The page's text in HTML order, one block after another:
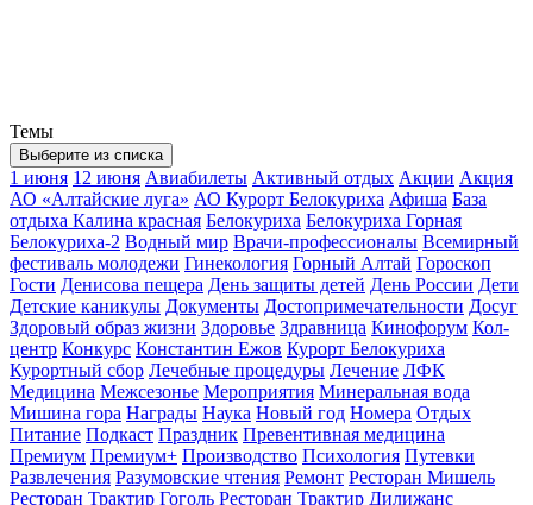
Темы
Выберите из списка
1 июня 12 июня Авиабилеты Активный отдых Акции Акция
АО «Алтайские луга» АО Курорт Белокуриха Афиша База
отдыха Калина красная Белокуриха Белокуриха Горная
Белокуриха-2 Водный мир Врачи-профессионалы Всемирный
фестиваль молодежи Гинекология Горный Алтай Гороскоп
Гости Денисова пещера День защиты детей День России Дети
Детские каникулы Документы Достопримечательности Досуг
Здоровый образ жизни Здоровье Здравница Кинофорум Кол-
центр Конкурс Константин Ежов Курорт Белокуриха
Курортный сбор Лечебные процедуры Лечение ЛФК
Медицина Межсезонье Мероприятия Минеральная вода
Мишина гора Награды Наука Новый год Номера Отдых
Питание Подкаст Праздник Превентивная медицина
Премиум Премиум+ Производство Психология Путевки
Развлечения Разумовские чтения Ремонт Ресторан Мишель
Ресторан Трактир Гоголь Ресторан Трактир Дилижанс